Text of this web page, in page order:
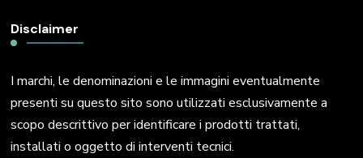
Disclaimer
I marchi, le denominazioni e le immagini eventualmente
presenti su questo sito sono utilizzati esclusivamente a
scopo descrittivo per identificare i prodotti trattati,
installati o oggetto di interventi tecnici.